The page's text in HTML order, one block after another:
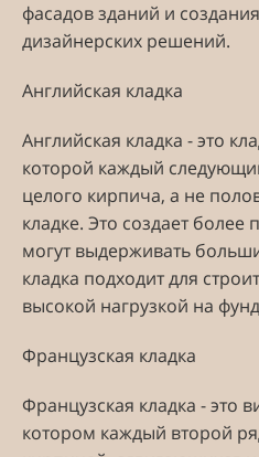
фасадов зданий и
дизайнерских решений.
Английская кладка
Английская кладка - это
которой каждый
целого кирпича, а не
кладке. Это создает
могут выдерживать
кладка подходит для
высокой нагрузкой на
Французская кладка
Французская кладка - это
котором каждый второй